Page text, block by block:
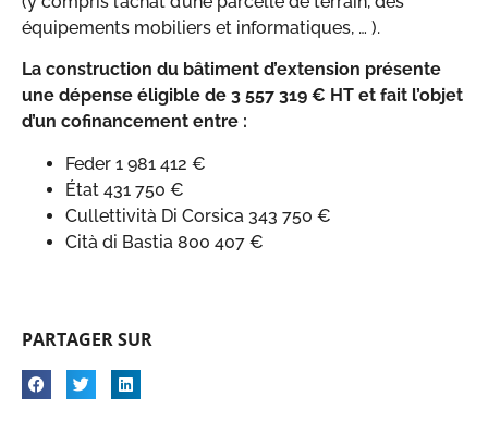
équipements mobiliers et informatiques, … ).
La construction du bâtiment d’extension présente
une dépense éligible de 3 557 319 € HT et fait l’objet
d’un cofinancement entre :
Feder 1 981 412 €
État 431 750 €
Cullettività Di Corsica 343 750 €
Cità di Bastia 800 407 €
PARTAGER SUR